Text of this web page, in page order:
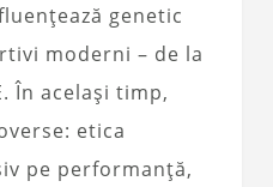
genetic
moderni – de la
În același timp,
etica
pe performanță,